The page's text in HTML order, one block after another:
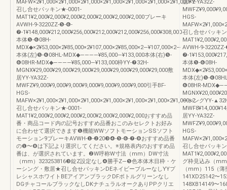
MAFW×2¥1,000×2¥1,000×2¥1,000×2¥1,000×2¥1,000×2¥1,000×2¥1,000×2
召し合せパッキン★-0001-
MAT1¥2,000¥2,000¥2,000¥2,000¥2,000¥2,000¥2,000ブレーキ
AVWH-9-3220ZZ-❺-❻-
❼-1¥148,000¥212,000¥256,000¥212,000¥212,000¥256,000¥308,000
本体❺-❻08H-
MDX◆×2¥53,000×2¥85,000×2¥107,000×2¥85,000×2―¥107,000×2―
本体(左)❺-❻08HL-MDX◆――――¥85,000―¥133,000本体(右)❺-
❻08HR-MDX◆――――¥85,000―¥133,000枠YY-❼32H-
MGNX¥29,000¥29,000¥29,000¥29,000¥29,000¥29,000¥29,000敷
居YY-YA32Z-
MWFZ¥9,000¥9,000¥9,000¥9,000¥9,000¥9,000¥9,000引手BF-
HGS-
MAFW×2¥1,000×2¥1,000×2¥1,000×2¥1,000×2¥1,000×2¥1,000×2¥1,000×2
召し合せパッキン★-0001-
MAT1¥2,000¥2,000¥2,000¥2,000¥2,000¥2,000¥2,000おすすめ品
番・商品コード内の記号おすすめ品番おこのみセレクトお好み
に合わせて選択できます❶機能WWソフトモーションSSソフト
モーション9ブレーキAVWH-❶-❷20❸❹-❺-❻-❼-❽おすすめ品番
の❶〜❽は下記より選択してください。※規格表内のおすすめ品
番は、が選択されています。❷W呼称W寸法（mm）DW寸法
（mm）323253816❸錠Z設定なし❹勝手Z—❺色本体木目枠・ケ
ーシング・敷居★召し合せパッキンDEネイビーブルーなしYYプ
レシャスホワイトBEアイアンブラックDFボトルグリーンなし
DGチャコールブラックなしDKナチュラルオークありPPクリエ
居YY-YA32Z-
HGS-
召し合せパッキ
AVWH-9-
❼-
本体❺-❻08H-
本体(左)❺-
❻08HR-
ーシングYY-
居YY-YA32Z-
HGS-
召し合せパッキ
グ枠見込み（
（mm）115（
141XD25142〜
148XB14149〜